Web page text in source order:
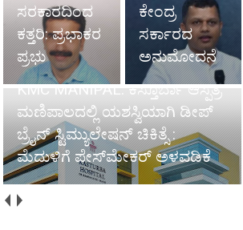
ಸರಕಾರದಿಂದ
ಕತ್ತರಿ: ಪ್ರಭಾಕರ
ಪ್ರಭು
ಕೇಂದ್ರ
ಸರ್ಕಾರದ
ಅನುಮೋದನೆ
KMC MANIPAL: ಕಸ್ತೂರ್ಬಾ ಆಸ್ಪತ್ರೆ
ಮಣಿಪಾಲದಲ್ಲಿ ಯಶಸ್ವಿಯಾಗಿ ಡೀಪ್
ಬ್ರೈನ್ ಸ್ಟಿಮ್ಯುಲೇಷನ್ ಚಿಕಿತ್ಸೆ :
ಮೆದುಳಿಗೆ ಪೇಸ್‌ಮೇಕರ್ ಅಳವಡಿಕೆ